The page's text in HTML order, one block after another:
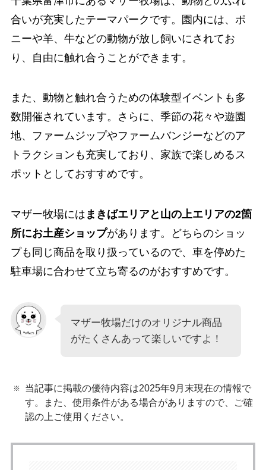
合いが充実したテーマパークです。園内には、ポ
ニーや羊、牛などの動物が放し飼いにされてお
り、自由に触れ合うことができます。
また、動物と触れ合うための体験型イベントも多
数開催されています。さらに、季節の花々や遊園
地、ファームジップやファームバンジーなどのア
トラクションも充実しており、家族で楽しめるス
ポットとしておすすめです。
マザー牧場には まきばエリアと山の上エリアの2箇
所にお土産ショップがあります。どちらのショッ
プも同じ商品を取り扱っているので、車を停めた
駐車場に合わせて立ち寄るのがおすすめです。
マザー牧場だけのオリジナル商品
がたくさんあって楽しいですよ！
当記事に掲載の優待内容は2025年9月末現在の情報で
す。また、使用条件がある場合がありますので、ご確
認の上ご使用ください。